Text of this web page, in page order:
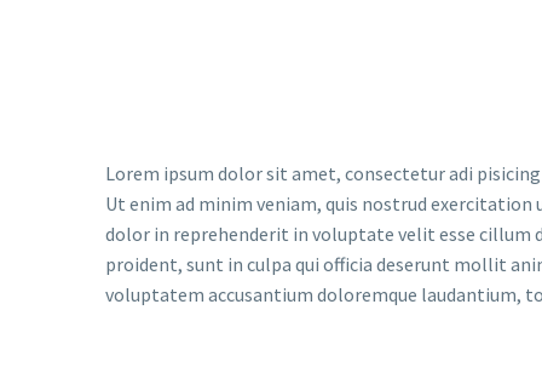
Lorem ipsum dolor sit amet, consectetur adi
Ut enim ad minim veniam, quis nostrud exercitation
dolor in reprehenderit in voluptate velit esse cillum
proident, sunt in culpa qui officia deserunt mollit
voluptatem accusantium doloremque laudantium,